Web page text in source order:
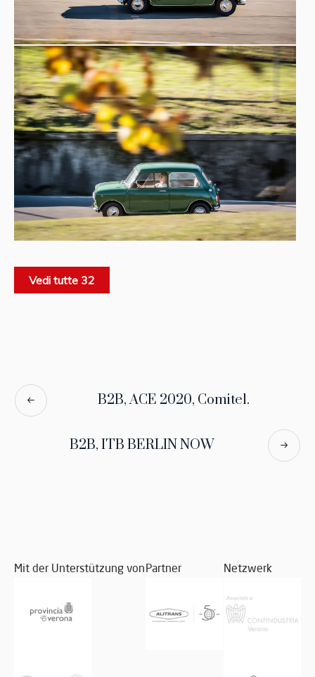
Vedi tutte 32
B2B, ACE 2020, Comitel.
B2B, ITB BERLIN NOW
Mit der Unterstützung vonPartner Netzwerk